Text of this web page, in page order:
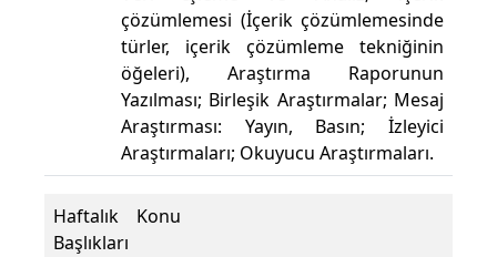
çözümlemesi (İçerik çözümlemesinde
türler, içerik çözümleme tekniğinin
öğeleri), Araştırma Raporunun
Yazılması; Birleşik Araştırmalar; Mesaj
Araştırması: Yayın, Basın; İzleyici
Araştırmaları; Okuyucu Araştırmaları.
Haftalık Konu
Başlıkları